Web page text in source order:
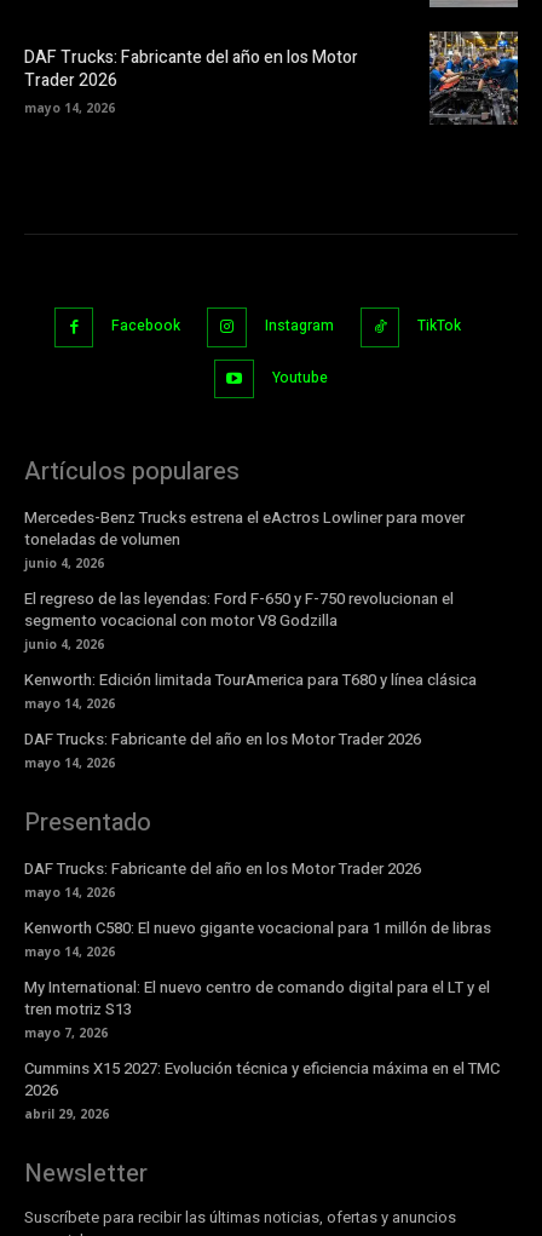
DAF Trucks: Fabricante del año en los Motor
Trader 2026
mayo 14, 2026
Facebook Instagram TikTok
Youtube
Artículos populares
Mercedes-Benz Trucks estrena el eActros Lowliner para mover
toneladas de volumen
junio 4, 2026
El regreso de las leyendas: Ford F-650 y F-750 revolucionan el
segmento vocacional con motor V8 Godzilla
junio 4, 2026
Kenworth: Edición limitada TourAmerica para T680 y línea clásica
mayo 14, 2026
DAF Trucks: Fabricante del año en los Motor Trader 2026
mayo 14, 2026
Presentado
DAF Trucks: Fabricante del año en los Motor Trader 2026
mayo 14, 2026
Kenworth C580: El nuevo gigante vocacional para 1 millón de libras
mayo 14, 2026
My International: El nuevo centro de comando digital para el LT y el
tren motriz S13
mayo 7, 2026
Cummins X15 2027: Evolución técnica y eficiencia máxima en el TMC
2026
abril 29, 2026
Newsletter
Suscríbete para recibir las últimas noticias, ofertas y anuncios